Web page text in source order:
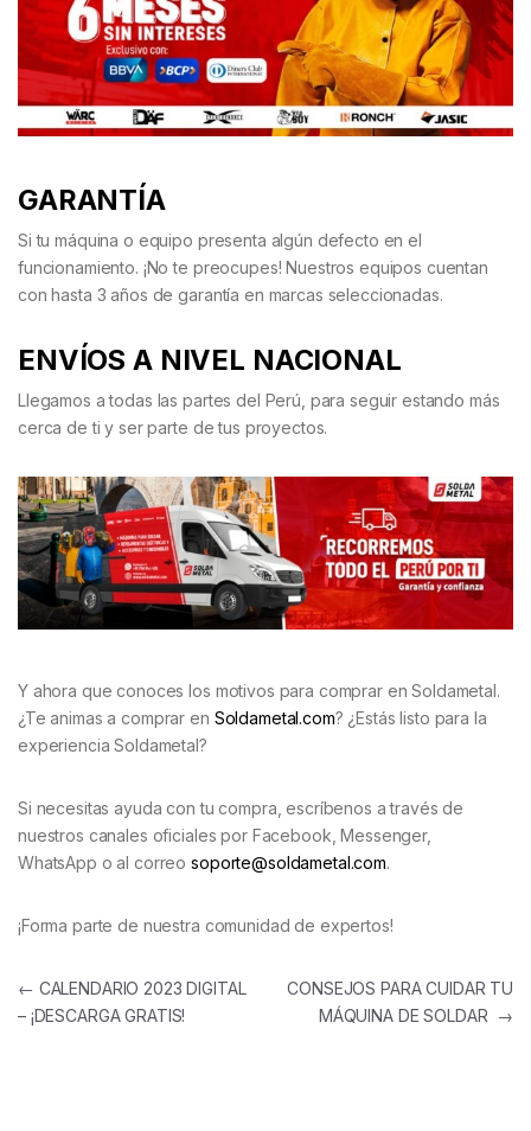
GARANTÍA
Si tu máquina o equipo presenta algún defecto en el
funcionamiento. ¡No te preocupes! Nuestros equipos cuentan
con hasta 3 años de garantía en marcas seleccionadas.
ENVÍOS A NIVEL NACIONAL
Llegamos a todas las partes del Perú, para seguir estando más
cerca de ti y ser parte de tus proyectos.
Y ahora que conoces los motivos para comprar en Soldametal.
¿Te animas a comprar en Soldametal.com? ¿Estás listo para la
experiencia Soldametal?
Si necesitas ayuda con tu compra, escríbenos a través de
nuestros canales oficiales por Facebook, Messenger,
WhatsApp o al correosoporte@soldametal.com.
¡Forma parte de nuestra comunidad de expertos!
← CALENDARIO 2023 DIGITAL
– ¡DESCARGA GRATIS!
CONSEJOS PARA CUIDAR TU
MÁQUINA DE SOLDAR →